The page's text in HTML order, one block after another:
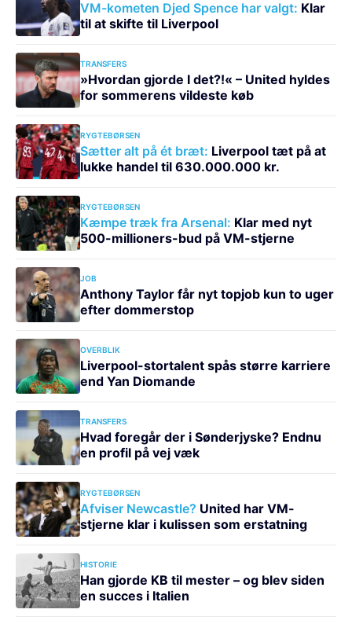
VM-kometen Djed Spence har valgt: Klar
til at skifte til Liverpool
TRANSFERS
»Hvordan gjorde I det?!« – United hyldes
for sommerens vildeste køb
RYGTEBØRSEN
Sætter alt på ét bræt: Liverpool tæt på at
lukke handel til 630.000.000 kr.
RYGTEBØRSEN
Kæmpe træk fra Arsenal: Klar med nyt
500-millioners-bud på VM-stjerne
JOB
Anthony Taylor får nyt topjob kun to uger
efter dommerstop
OVERBLIK
Liverpool-stortalent spås større karriere
end Yan Diomande
TRANSFERS
Hvad foregår der i Sønderjyske? Endnu
en profil på vej væk
RYGTEBØRSEN
Afviser Newcastle? United har VM-
stjerne klar i kulissen som erstatning
HISTORIE
Han gjorde KB til mester – og blev siden
en succes i Italien